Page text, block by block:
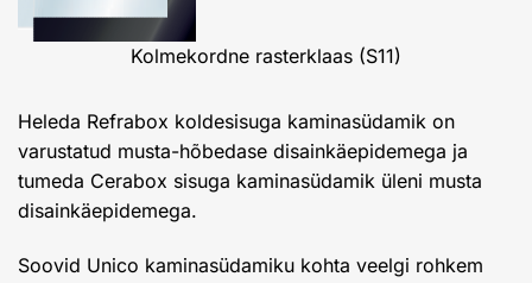
Kolmekordne rasterklaas (S11)
Heleda Refrabox koldesisuga kaminasüdamik on
varustatud musta-hõbedase disainkäepidemega ja
tumeda Cerabox sisuga kaminasüdamik üleni musta
disainkäepidemega.
Soovid Unico kaminasüdamiku kohta veelgi rohkem